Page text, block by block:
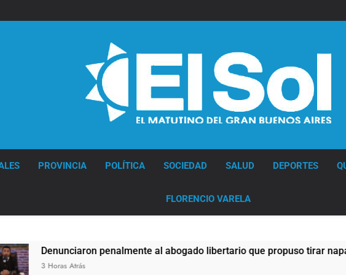
PROVINCIA POLÍTICA SOCIEDAD SALUD DEPORTES
FLORENCIO VARELA
Denunciaron penalmente al abogado libertario que propuso tirar napalm
3 Horas Atrás